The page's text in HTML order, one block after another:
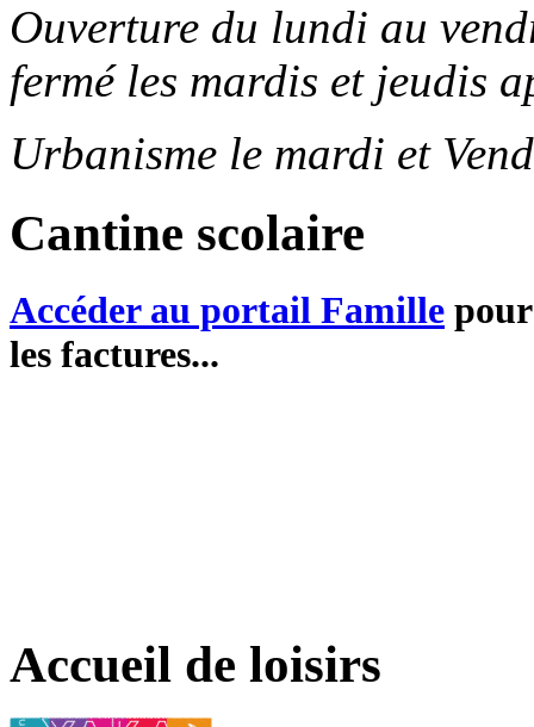
Ouverture du lundi au
fermé les mardis et jeudis
Urbanisme le mardi et
Cantine scolaire
Accéder au portail Famille
les factures...
Accueil de loisirs